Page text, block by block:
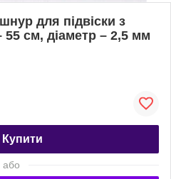
для підвіски з
см, діаметр – 2,5 мм
Купити
або